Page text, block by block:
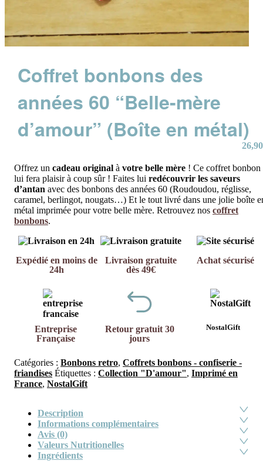
Coffret bonbons des
années 60 “Belle-mère
d’amour” (Boîte en métal)
26,90
Offrez un cadeau original à votre belle mère ! Ce coffret bonbon
lui fera plaisir à coup sûr ! Faites lui redécouvrir les saveurs
d’antan avec des bonbons des années 60 (Roudoudou, réglisse,
caramel, berlingot, nougats…) Et le tout livré dans une jolie boîte
métal imprimée pour votre belle mère. Retrouvez nos coffret
bonbons.
Expédié en moins de
24h
Livraison gratuite
dès 49€
Achat sécurisé
Entreprise
Française
Retour gratuit 30
jours
NostalGift
Catégories : Bonbons retro, Coffrets bonbons - confiserie -
friandises Étiquettes : Collection "D'amour", Imprimé en
France, NostalGift
Description
Informations complémentaires
Avis (0)
Valeurs Nutritionelles
Ingrédients